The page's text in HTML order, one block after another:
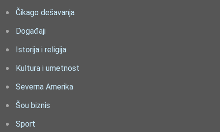
Čikago dešavanja
Događaji
Istorija i religija
Kultura i umetnost
Severna Amerika
Šou biznis
Sport